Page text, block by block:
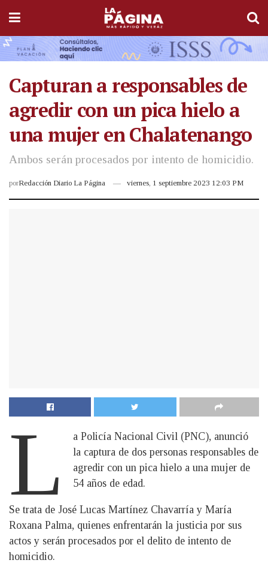
Capturan a responsables de
agredir con un pica hielo a
una mujer en Chalatenango
Ambos serán procesados por intento de homicidio.
porRedacción Diario La Página viernes, 1 septiembre 2023 12:03 PM
L
a Policía Nacional Civil (PNC), anunció
la captura de dos personas responsables de
agredir con un pica hielo a una mujer de
54 años de edad.
Se trata de José Lucas Martínez Chavarría y María
Roxana Palma, quienes enfrentarán la justicia por sus
actos y serán procesados por el delito de intento de
homicidio.